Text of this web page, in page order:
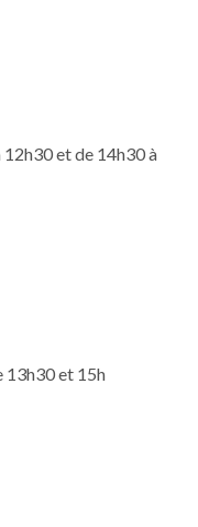
et de 14h30 à
13h30 et 15h